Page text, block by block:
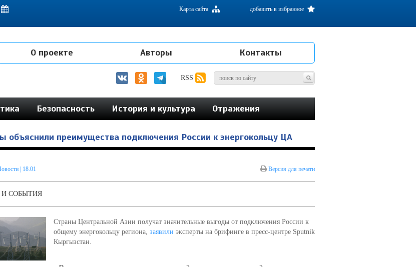
на постсоветском пространстве
добавить в избранное
Карта сайта
О проекте Авторы Контакты
RSS
Безопасность История и культура Отражения
объяснили преимущества подключения России к энергокольцу ЦА
| 18.01 Версия для печати
СОБЫТИЯ
Страны Центральной Азии получат значительные выгоды от подключения России к
общему энергокольцу региона, заявили эксперты на брифинге в пресс-центре Sputnik
Кыргызстан.